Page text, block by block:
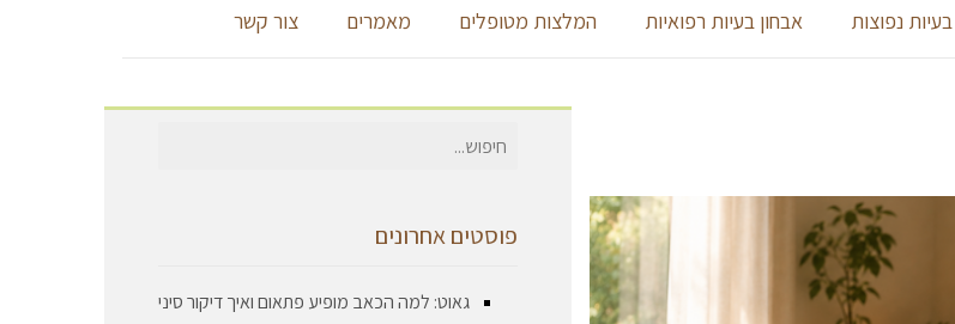
בעיות נפוצות אבחון בעיות רפואיות המלצות מטופלים מאמרים צור קשר
חיפוש
פוסטים אחרונים
גאוט: למה הכאב מופיע פתאום ואיך דיקור סיני